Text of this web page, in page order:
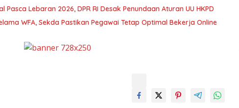
Pasca Lebaran 2026, DPR RI Desak Penundaan Aturan UU HKPD
WFA, Sekda Pastikan Pegawai Tetap Optimal Bekerja Online